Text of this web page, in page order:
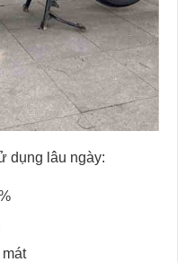
dụng lâu ngày: